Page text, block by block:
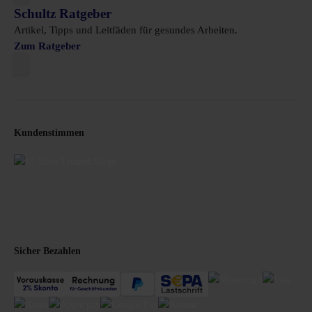
Schultz Ratgeber
Artikel, Tipps und Leitfäden für gesundes Arbeiten.
Zum Ratgeber
Kundenstimmen
Sicher Bezahlen